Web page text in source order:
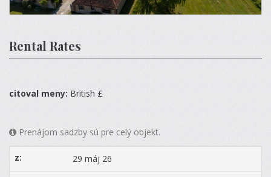
Rental Rates
citoval meny: British £
Prenájom sadzby sú pre celý objekt.
29 máj 26